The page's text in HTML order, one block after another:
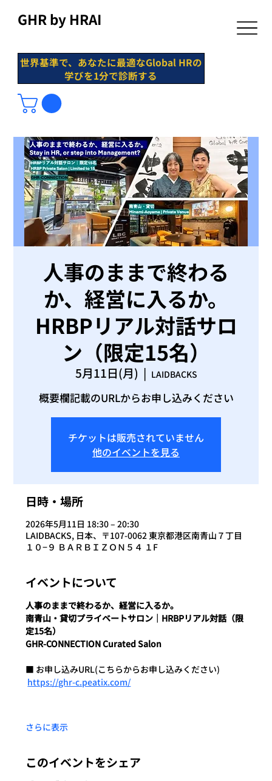
GHR by HRAI
世界基準で、あなたに最適なGlobal HRの
学びを1分で診断する
人事のままで終わる
か、経営に入るか。
HRBPリアル対話サロ
ン（限定15名）
5月11日(月)
  |
LAIDBACKS
概要欄記載のURLからお申し込みください
チケットは販売されていません
他のイベントを見る
日時・場所
2026年5月11日 18:30 – 20:30
LAIDBACKS, 日本、〒107-0062 東京都港区南青山７丁目
１０−９ ＢＡＲＢＩＺＯＮ５４ １F
イベントについて
人事のままで終わるか、経営に入るか。
南青山・貸切プライベートサロン｜HRBPリアル対話（限
定15名）
GHR-CONNECTION Curated Salon
■ お申し込みURL(こちらからお申し込みください)
https://ghr-c.peatix.com/
さらに表示
このイベントをシェア